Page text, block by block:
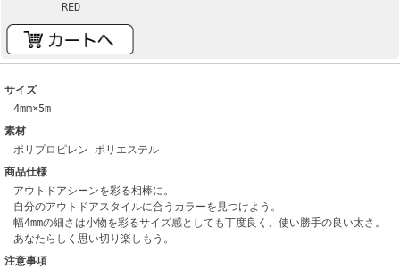
RED
サイズ
4mm×5m
素材
ポリプロピレン ポリエステル
商品仕様
アウトドアシーンを彩る相棒に。
自分のアウトドアスタイルに合うカラーを見つけよう。
幅4mmの細さは小物を彩るサイズ感としても丁度良く、使い勝手の良い太さ。
あなたらしく思い切り楽しもう。
注意事項